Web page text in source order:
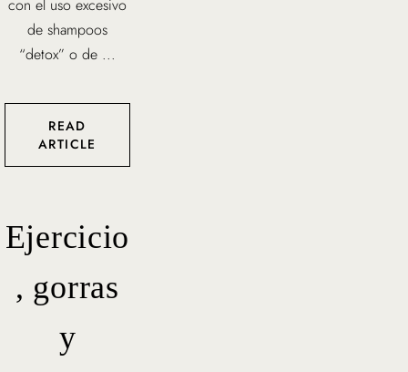
con el uso excesivo
de shampoos
“detox” o de ...
READ
ARTICLE
Ejercicio
, gorras
y